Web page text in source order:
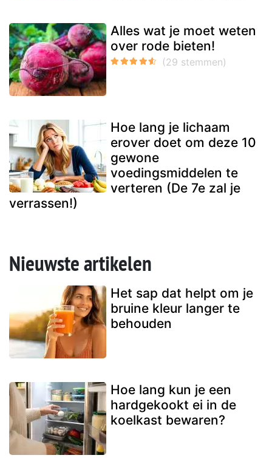
Alles wat je moet weten
over rode bieten!
Hoe lang je lichaam
erover doet om deze 10
gewone
voedingsmiddelen te
verteren (De 7e zal je
verrassen!)
Nieuwste artikelen
Het sap dat helpt om je
bruine kleur langer te
behouden
Hoe lang kun je een
hardgekookt ei in de
koelkast bewaren?